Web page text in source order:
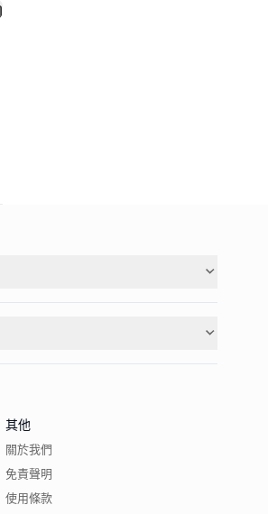
其他
關於我們
免責聲明
使用條款